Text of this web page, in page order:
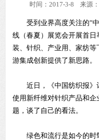
时间：2017-3-8 来源：
受到业界高度关注的“中
线（春夏）展览会开展首
装、针织、产业用、家纺
游集成创新提供了新思路。
近日，《中国纺织报》记
使用新纤维对针织产品和
题，谈了自己的看法。
绿色和流行是如今的时髦